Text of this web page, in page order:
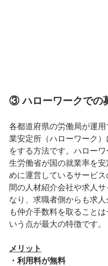
③ ハローワークでの
各都道府県の労働局が運
業安定所（ハローワーク）
をする方法です。ハロー
生労働省が国の就業率を安
めに運営しているサービス
間の人材紹介会社や求人
なり、求職者側からも求人
も仲介手数料を取ることは
いう点が最大の特徴です。
メリット
・利用料が無料